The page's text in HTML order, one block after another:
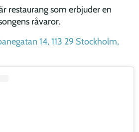
restaurang som erbjuder en
råvaror.
14, 113 29 Stockholm,